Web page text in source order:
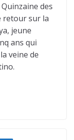
des
retour sur la
jeune
ans qui
veine de